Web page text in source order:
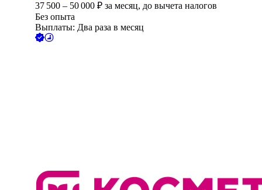
37 500 – 50 000 ₽ за месяц, до вычета налогов
Без опыта
Выплаты: Два раза в месяц